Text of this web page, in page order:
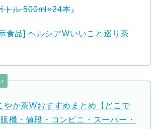
トル 500ml×24本』
食品] ヘルシアWいいこと巡り茶
やか茶Wおすすめまとめ【どこで
機・値段・コンビニ・スーパー・